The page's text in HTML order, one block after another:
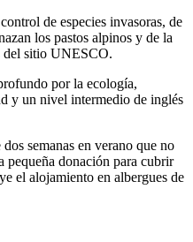
de especies invasoras, de
los pastos alpinos y de la
del sitio UNESCO.
por la ecología,
y un nivel intermedio de inglés
semanas en verano que no
pequeña donación para cubrir
el alojamiento en albergues de